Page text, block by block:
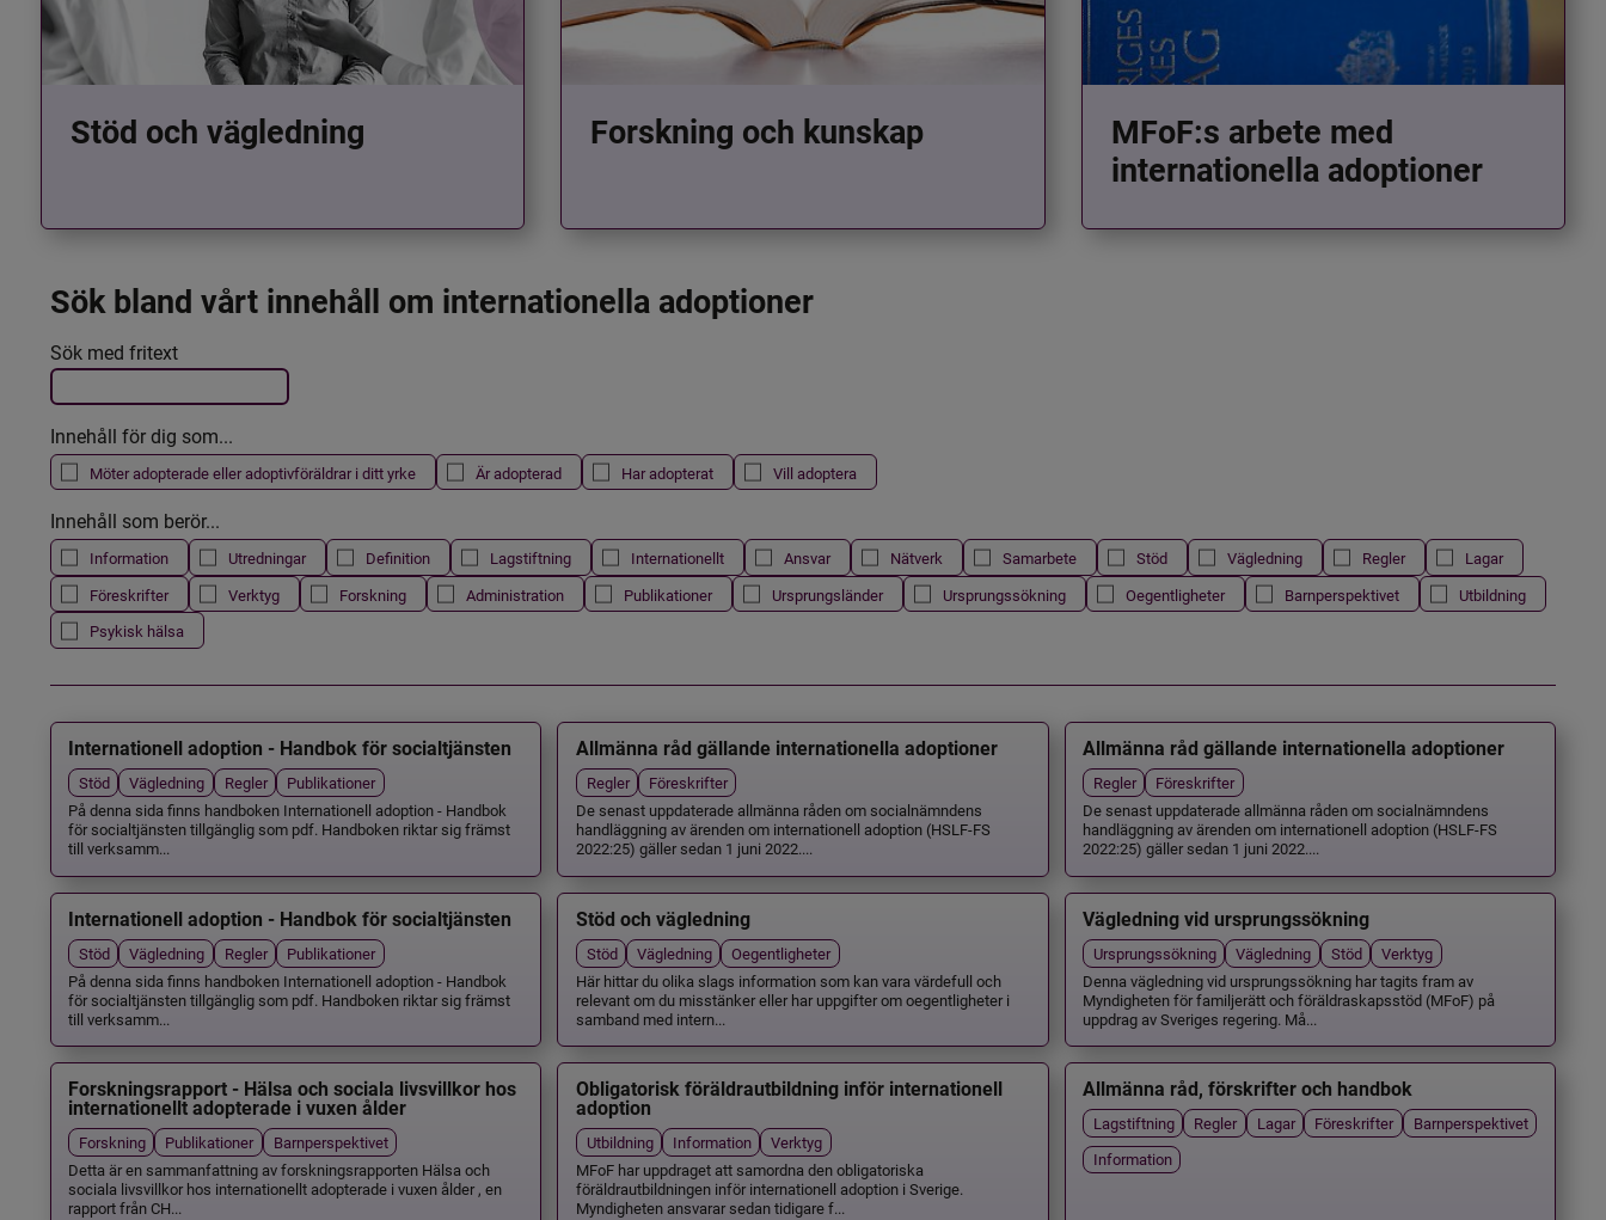
Stöd och vägledning Forskning och kunskap
MFoF:s arbete med
internationella adoptioner
Sök bland vårt innehåll om internationella adoptioner
Filtrera resultatet
Det här formuläret postas automatiskt
Sök med fritext
Innehåll för dig som...
Möter adopterade eller adoptivföräldrar i ditt yrke Är adopterad Har adopterat Vill adoptera
Innehåll som berör...
Information Utredningar Definition Lagstiftning Internationellt Ansvar Nätverk Samarbete Stöd Vägledning Regler
Lagar
Föreskrifter
Verktyg Forskning Administration Publikationer Ursprungsländer Ursprungssökning Oegentligheter Barnperspektivet
Utbildning
Psykisk hälsa
Internationell adoption - Handbok för socialtjänsten
Stöd Vägledning Regler
Publikationer
På denna sida finns handboken Internationell adoption - Handbok
för socialtjänsten tillgänglig som pdf. Handboken riktar sig främst
till verksamm...
Allmänna råd gällande internationella adoptioner
Regler
Föreskrifter
De senast uppdaterade allmänna råden om socialnämndens
handläggning av ärenden om internationell adoption (HSLF-FS
2022:25) gäller sedan 1 juni 2022....
Allmänna råd gällande internationella adoptioner
Regler
Föreskrifter
De senast uppdaterade allmänna råden om socialnämndens
handläggning av ärenden om internationell adoption (HSLF-FS
2022:25) gäller sedan 1 juni 2022....
Internationell adoption - Handbok för socialtjänsten
Stöd Vägledning Regler
Publikationer
På denna sida finns handboken Internationell adoption - Handbok
för socialtjänsten tillgänglig som pdf. Handboken riktar sig främst
till verksamm...
Stöd och vägledning
Stöd Vägledning
Oegentligheter
Här hittar du olika slags information som kan vara värdefull och
relevant om du misstänker eller har uppgifter om oegentligheter i
samband med intern...
Vägledning vid ursprungssökning
Ursprungssökning Vägledning Stöd
Verktyg
Denna vägledning vid ursprungssökning har tagits fram av
Myndigheten för familjerätt och föräldraskapsstöd (MFoF) på
uppdrag av Sveriges regering. Må...
Forskningsrapport - Hälsa och sociala livsvillkor hos
internationellt adopterade i vuxen ålder
Forskning Publikationer
Barnperspektivet
Detta är en sammanfattning av forskningsrapporten Hälsa och
sociala livsvillkor hos internationellt adopterade i vuxen ålder , en
rapport från CH...
Obligatorisk föräldrautbildning inför internationell
adoption
Utbildning Information
Verktyg
MFoF har uppdraget att samordna den obligatoriska
föräldrautbildningen inför internationell adoption i Sverige.
Myndigheten ansvarar sedan tidigare f...
Allmänna råd, förskrifter och handbok
Lagstiftning Regler Lagar Föreskrifter
Barnperspektivet
Information